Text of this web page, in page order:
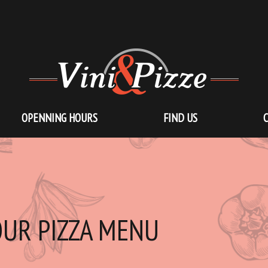
OPENNING HOURS FIND US
PIZZA MENU